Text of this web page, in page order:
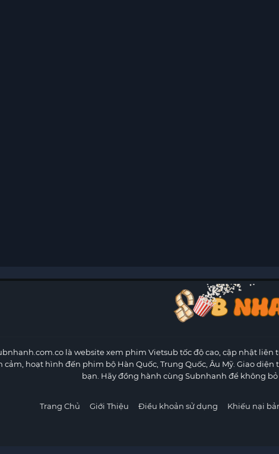
là website xem phim Vietsub tốc độ cao, cập nhật
cảm, hoạt hình đến phim bộ Hàn Quốc, Trung Quốc, Âu Mỹ. Giao
bạn. Hãy đồng hành cùng Subnhanh để không
Trang Chủ Giới Thiệu Điều khoản sử dụng Khiếu nại